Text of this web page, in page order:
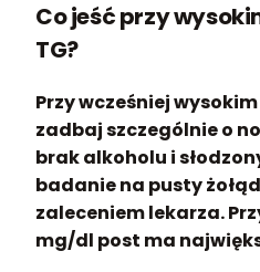
Co jeść przy
TG?
Przy wcześniej
zadbaj szczególnie o
brak alkoholu i
badanie na pusty
zaleceniem lekarza.
mg/dl post ma